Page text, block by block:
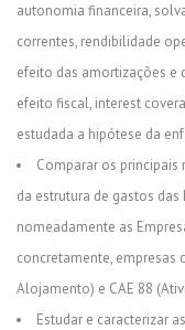
autonomia financeira,
correntes, rendibilidade
efeito das amortizações e
efeito fiscal, interest
estudada a hipótese da
Comparar os
da estrutura de gastos
nomeadamente as
concretamente, empresas
Alojamento) e CAE 88
Estudar e caracterizar